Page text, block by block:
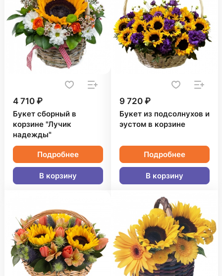
4 710 ₽
Букет сборный в
корзине "Лучик
надежды"
Подробнее
В корзину
9 720 ₽
Букет из подсолнухов и
эустом в корзине
Подробнее
В корзину